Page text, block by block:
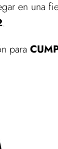
en una
.
para